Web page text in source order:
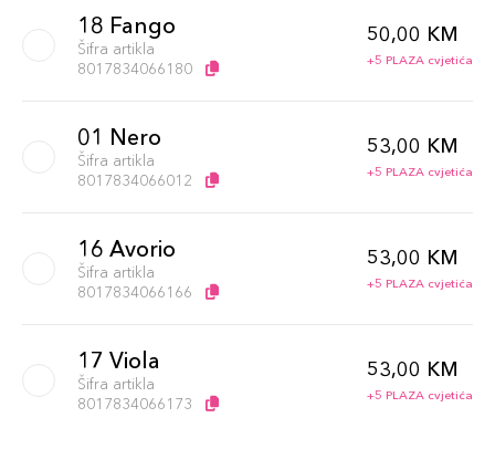
18 Fango
Šifra artikla
8017834066180
50,00 KM
+5 PLAZA cvjetića
01 Nero
Šifra artikla
8017834066012
53,00 KM
+5 PLAZA cvjetića
16 Avorio
Šifra artikla
8017834066166
53,00 KM
+5 PLAZA cvjetića
17 Viola
Šifra artikla
8017834066173
53,00 KM
+5 PLAZA cvjetića